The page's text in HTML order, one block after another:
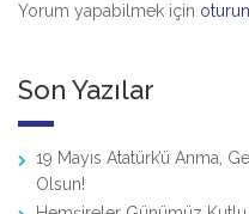
Yorum yapabilmek için
Son Yazılar
19 Mayıs Atatürk’ü Anma,
Olsun!